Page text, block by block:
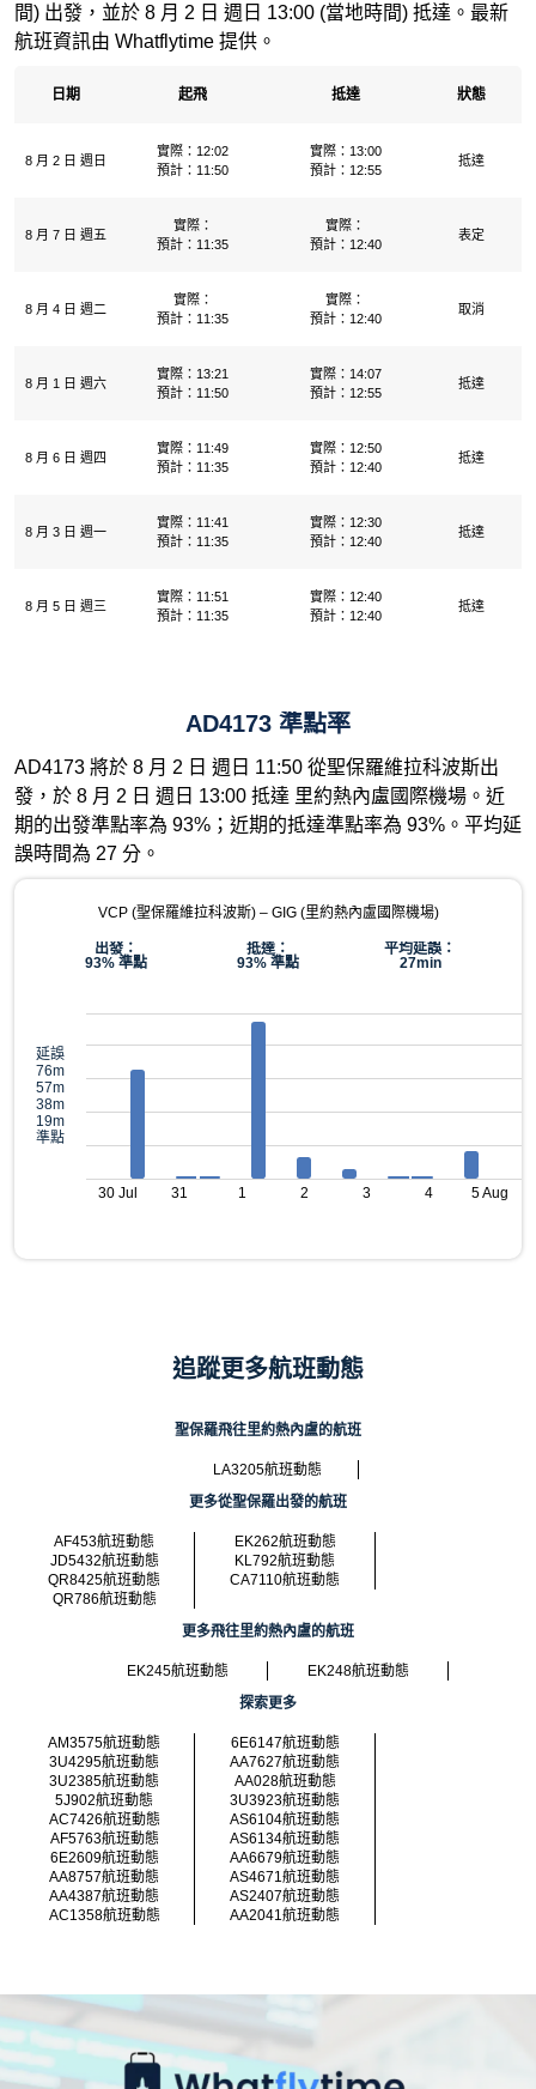
間) 出發，並於 8 月 2 日 週日 13:00 (當地時間) 抵達。最新
航班資訊由 Whatflytime 提供。
日期 起飛 抵達 狀態
8 月 2 日 週日
實際：12:02
預計：11:50
實際：13:00
預計：12:55
抵達
8 月 7 日 週五
實際：
預計：11:35
實際：
預計：12:40
表定
8 月 4 日 週二
實際：
預計：11:35
實際：
預計：12:40
取消
8 月 1 日 週六
實際：13:21
預計：11:50
實際：14:07
預計：12:55
抵達
8 月 6 日 週四
實際：11:49
預計：11:35
實際：12:50
預計：12:40
抵達
8 月 3 日 週一
實際：11:41
預計：11:35
實際：12:30
預計：12:40
抵達
8 月 5 日 週三
實際：11:51
預計：11:35
實際：12:40
預計：12:40
抵達
AD4173 準點率
AD4173 將於 8 月 2 日 週日 11:50 從聖保羅維拉科波斯出
發，於 8 月 2 日 週日 13:00 抵達 里約熱內盧國際機場。近
期的出發準點率為 93%；近期的抵達準點率為 93%。平均延
誤時間為 27 分。
VCP (聖保羅維拉科波斯) – GIG (里約熱內盧國際機場)
出發：
93% 準點
抵達：
93% 準點
平均延誤：
27min
延誤
76m
57m
38m
19m
準點
30 Jul 31 1 2 3 4 5 Aug
追蹤更多航班動態
聖保羅飛往里約熱內盧的航班
LA3205航班動態
更多從聖保羅出發的航班
AF453航班動態
EK262航班動態
JD5432航班動態
KL792航班動態
QR8425航班動態
CA7110航班動態
QR786航班動態
更多飛往里約熱內盧的航班
EK245航班動態
EK248航班動態
探索更多
AM3575航班動態
6E6147航班動態
3U4295航班動態
AA7627航班動態
3U2385航班動態
AA028航班動態
5J902航班動態
3U3923航班動態
AC7426航班動態
AS6104航班動態
AF5763航班動態
AS6134航班動態
6E2609航班動態
AA6679航班動態
AA8757航班動態
AS4671航班動態
AA4387航班動態
AS2407航班動態
AC1358航班動態
AA2041航班動態